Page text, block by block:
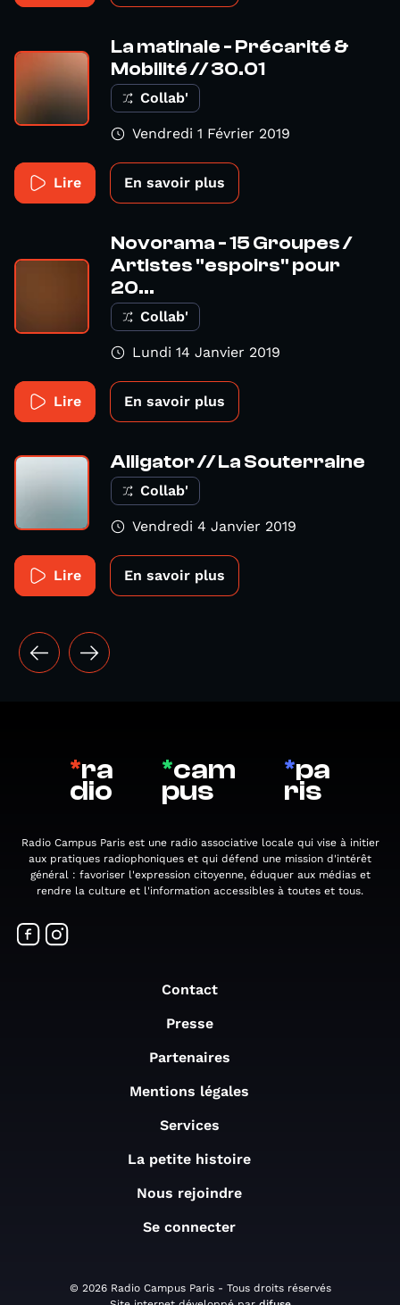
La matinale - Précarité &
Mobilité // 30.01
Collab'
Vendredi 1 Février 2019
Lire En savoir plus
Novorama - 15 Groupes /
Artistes "espoirs" pour
20...
Collab'
Lundi 14 Janvier 2019
Lire En savoir plus
Alligator // La Souterraine
Collab'
Vendredi 4 Janvier 2019
Lire En savoir plus
*ra
dio
*cam
pus
*pa
ris
Radio Campus Paris est une radio associative locale qui vise à initier
aux pratiques radiophoniques et qui défend une mission d'intérêt
général : favoriser l'expression citoyenne, éduquer aux médias et
rendre la culture et l'information accessibles à toutes et tous.
Contact
Presse
Partenaires
Mentions légales
Services
La petite histoire
Nous rejoindre
Se connecter
© 2026 Radio Campus Paris - Tous droits réservés